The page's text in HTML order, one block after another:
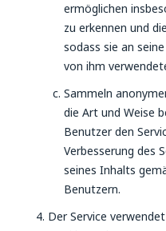
ermöglichen
zu erkennen und
sodass sie an
von ihm
Sammeln
die Art und Weise
Benutzer den
Verbesserung des
seines Inhalts
Benutzern.
Der Service